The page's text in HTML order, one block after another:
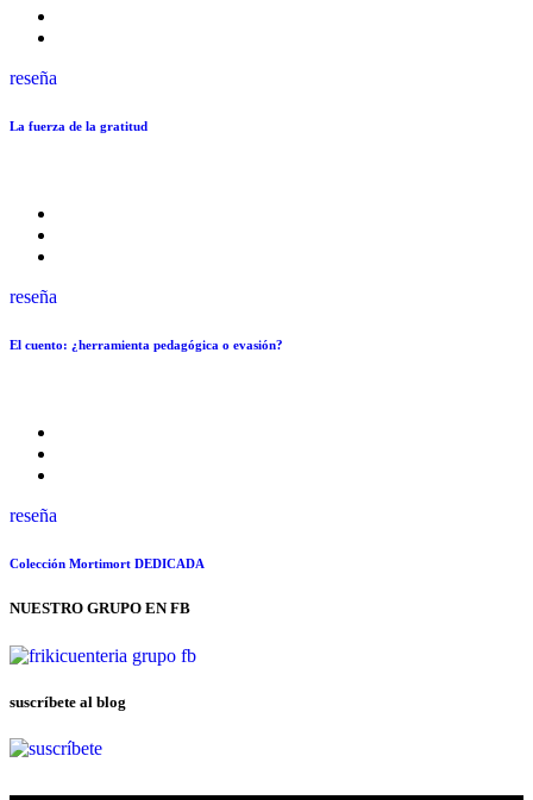
reseña
La fuerza de la gratitud
reseña
El cuento: ¿herramienta pedagógica o evasión?
reseña
Colección Mortimort DEDICADA
NUESTRO GRUPO EN FB
suscríbete al blog